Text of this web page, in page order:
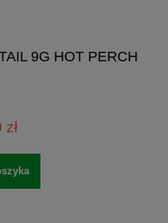
9G HOT PERCH
zł